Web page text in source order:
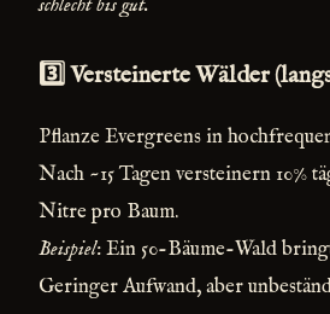
schlecht bis gut.
3️⃣ Versteinerte Wälder
Pflanze Evergreens in
Nach ~15 Tagen versteinern 10%
Nitre pro Baum.
Beispiel: Ein 50-Bäume-Wald
Geringer Aufwand, aber